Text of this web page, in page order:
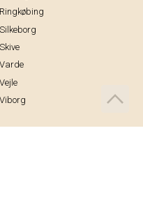
Ringkøbing
Silkeborg
Skive
Varde
Vejle
Viborg